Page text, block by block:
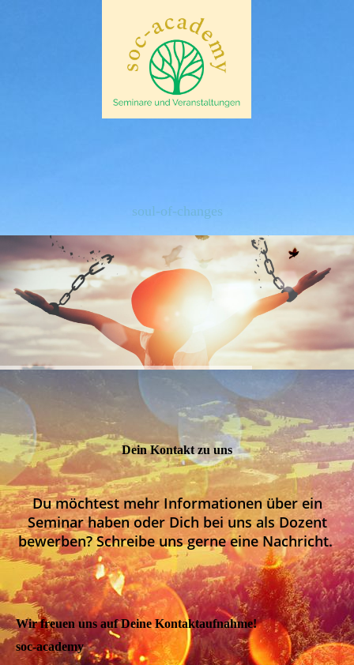
soul-of-changes
Dein Kontakt zu uns
Du möchtest mehr Informationen über ein
Seminar haben oder Dich bei uns als Dozent
bewerben? Schreibe uns gerne eine Nachricht.
Wir freuen uns auf Deine Kontaktaufnahme!
soc-academy